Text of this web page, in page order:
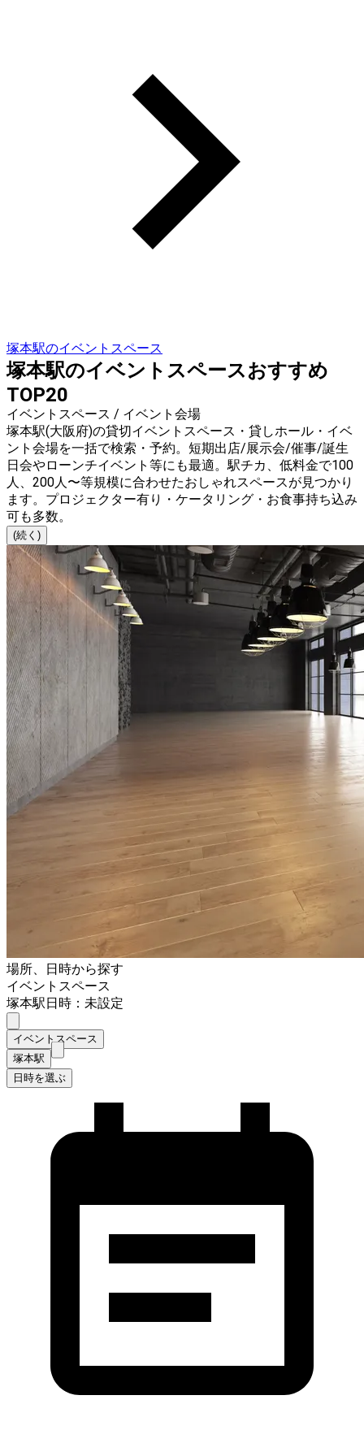
塚本駅のイベントスペース
塚本駅のイベントスペースおすすめ
TOP20
イベントスペース / イベント会場
塚本駅(大阪府)の貸切イベントスペース・貸しホール・イベ
ント会場を一括で検索・予約。短期出店/展示会/催事/誕生
日会やローンチイベント等にも最適。駅チカ、低料金で100
人、200人〜等規模に合わせたおしゃれスペースが見つかり
ます。プロジェクター有り・ケータリング・お食事持ち込み
可も多数。
(続く)
場所、日時から探す
イベントスペース
塚本駅日時：未設定
イベントスペース
塚本駅
日時を選ぶ